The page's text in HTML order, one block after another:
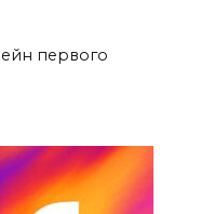
первого